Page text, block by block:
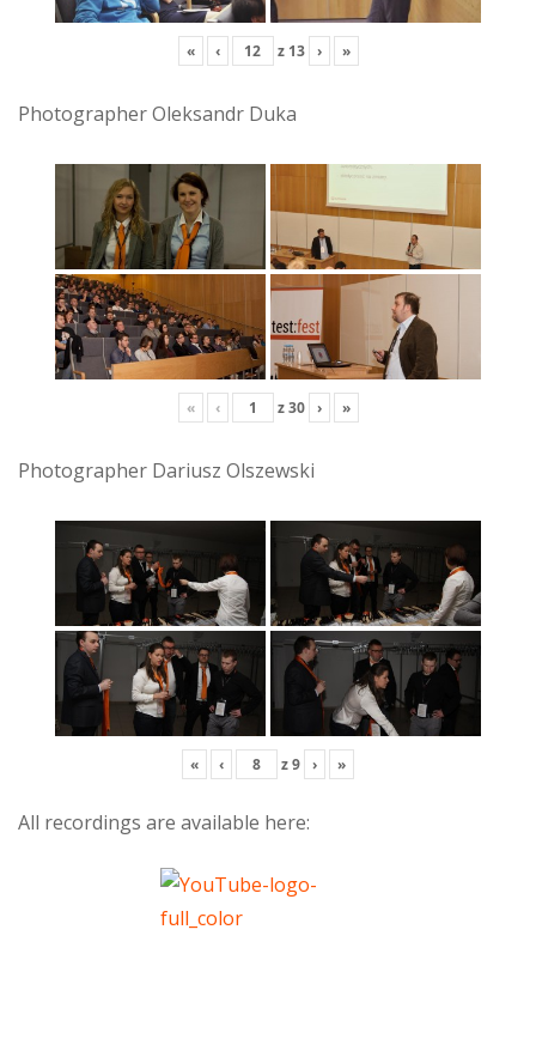
« ‹ z 13 › »
Photographer Oleksandr Duka
« ‹ z30 › »
Photographer Dariusz Olszewski
« ‹ z9 › »
All recordings are available here: